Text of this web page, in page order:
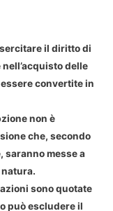
il diritto di
delle
convertite in
non è
che, secondo
saranno messe a
sono quotate
può escludere il